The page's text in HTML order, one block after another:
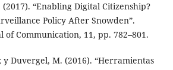
“Enabling Digital Citizenship?
Policy After Snowden”.
Communication, 11, pp. 782–801.
y Duvergel, M. (2016). “Herramientas